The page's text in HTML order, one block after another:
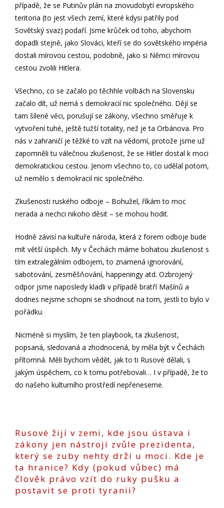
případě, že se Putinův plán na znovudobytí evropského
teritoria (to jest všech zemí, které kdysi patřily pod
Sovětský svaz) podaří. Jsme krůček od toho, abychom
dopadli stejně, jako Slováci, kteří se do sovětského impéria
dostali mírovou cestou, podobně, jako si Němci mírovou
cestou zvolili Hitlera.
Všechno, co se začalo po těchhle volbách na Slovensku
začalo dít, už nemá s demokracií nic společného. Dějí se
tam šílené věci, porušují se zákony, všechno směřuje k
vytvoření tuhé, ještě tužší totality, než je ta Orbánova. Pro
nás v zahraničí je těžké to vzít na vědomí, protože jsme už
zapomněli tu válečnou zkušenost, že se Hitler dostal k moci
demokratickou cestou. Jenom všechno to, co udělal potom,
už nemělo s demokracií nic společného.
Zkušenosti ruského odboje – Bohužel, říkám to moc
nerada a nechci nikoho děsit – se mohou hodit.
Hodně závisí na kultuře národa, která z forem odboje bude
mít větší úspěch. My v Čechách máme bohatou zkušenost s
tím extralegálním odbojem, to znamená ignorování,
sabotování, zesměšňování, happeningy atd. Ozbrojený
odpor jsme naposledy kladli v případě bratří Mašínů a
dodnes nejsme schopni se shodnout na tom, jestli to bylo v
pořádku.
Nicméně si myslím, že ten playbook, ta zkušenost,
popsaná, sledovaná a zhodnocená, by měla být v Čechách
přítomná. Měli bychom vědět, jak to ti Rusové dělali, s
jakým úspěchem, co k tomu potřebovali… I v případě, že to
do našeho kulturního prostředí nepřeneseme.
Rusové žijí v zemi, kde jsou ústava i
zákony jen nástroji zvůle prezidenta,
který se zuby nehty drží u moci. Kde je
ta hranice? Kdy (pokud vůbec) má
člověk právo vzít do ruky pušku a
postavit se proti tyranii?